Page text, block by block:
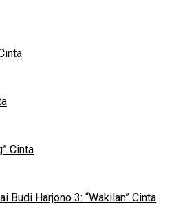
Cinta
Budi Harjono 3: “Wakilan” Cinta